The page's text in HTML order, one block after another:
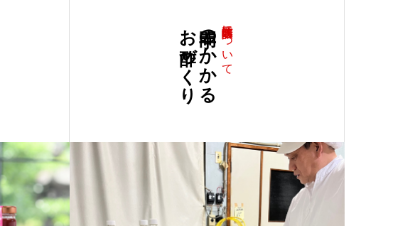
江崎酢醸造元について
手間のかかる
お酢づくり